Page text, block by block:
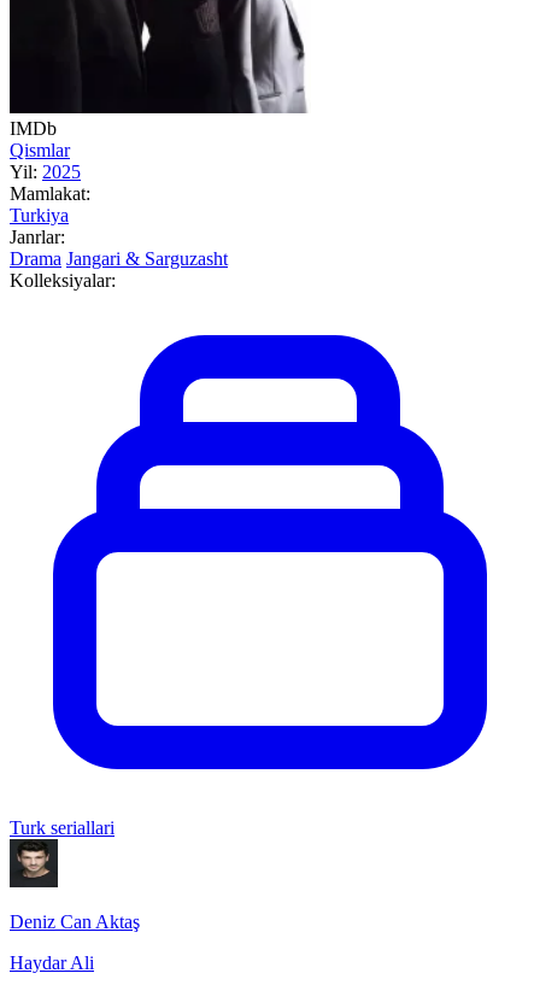
IMDb
Qismlar
Yil: 2025
Mamlakat:
Turkiya
Janrlar:
Drama Jangari & Sarguzasht
Kolleksiyalar:
Turk seriallari
Deniz Can Aktaş
Haydar Ali